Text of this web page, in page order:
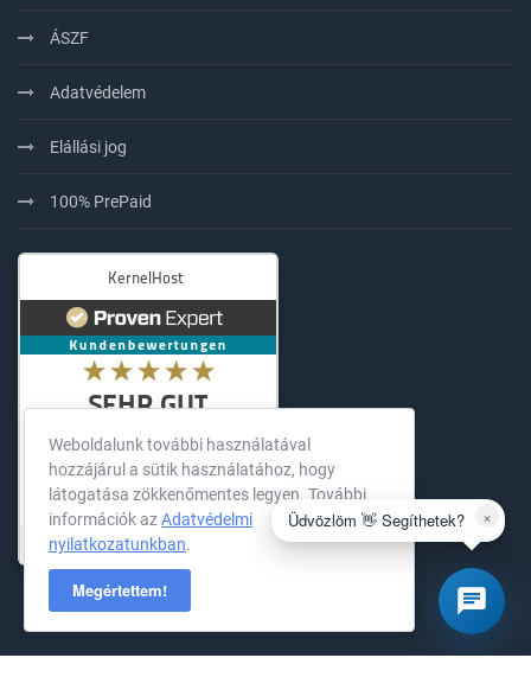
ÁSZF
Adatvédelem
Elállási jog
100% PrePaid
KernelHost Bewertungen auf
Weboldalunk további használatával
hozzájárul a sütik használatához, hogy
látogatása zökkenőmentes legyen. További
információk azAdatvédelmi
nyilatkozatunkban.
Megértettem!
×
Üdvözlöm 👋 Segíthetek?